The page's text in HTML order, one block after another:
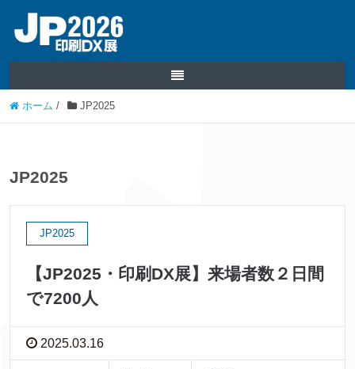
ホーム / JP2025
JP2025
JP2025
【JP2025・印刷DX展】来場者数２日間
で7200人
2025.03.16